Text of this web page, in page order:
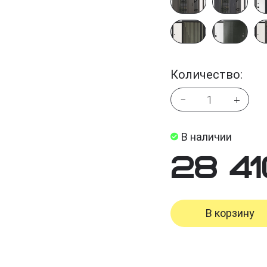
Количество:
− +
В наличии
28
В корзину